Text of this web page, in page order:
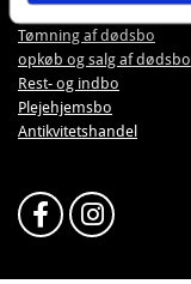
Vurdering af dødsbo
Tømning af dødsbo
opkøb og salg af dødsbo
Rest- og indbo
Plejehjemsbo
Antikvitetshandel